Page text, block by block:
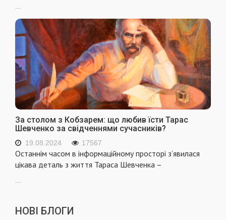
За столом з Кобзарем: що любив їсти Тарас
Шевченко за свідченнями сучасників?
19.08.2024 17567
Останнім часом в інформаційному просторі з’явилася
цікава деталь з життя Тараса Шевченка –
НОВІ БЛОГИ